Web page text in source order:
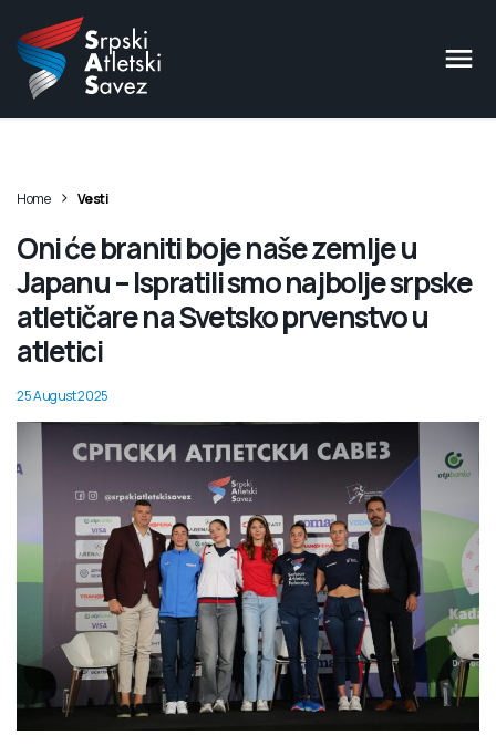
Home > Vesti
Oni će braniti boje naše zemlje u
Japanu – Ispratili smo najbolje srpske
atletičare na Svetsko prvenstvo u
atletici
25 August 2025